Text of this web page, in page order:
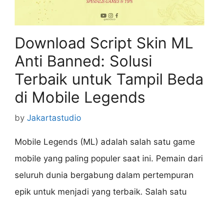
Download Script Skin ML
Anti Banned: Solusi
Terbaik untuk Tampil Beda
di Mobile Legends
by Jakartastudio
Mobile Legends (ML) adalah salah satu game
mobile yang paling populer saat ini. Pemain dari
seluruh dunia bergabung dalam pertempuran
epik untuk menjadi yang terbaik. Salah satu